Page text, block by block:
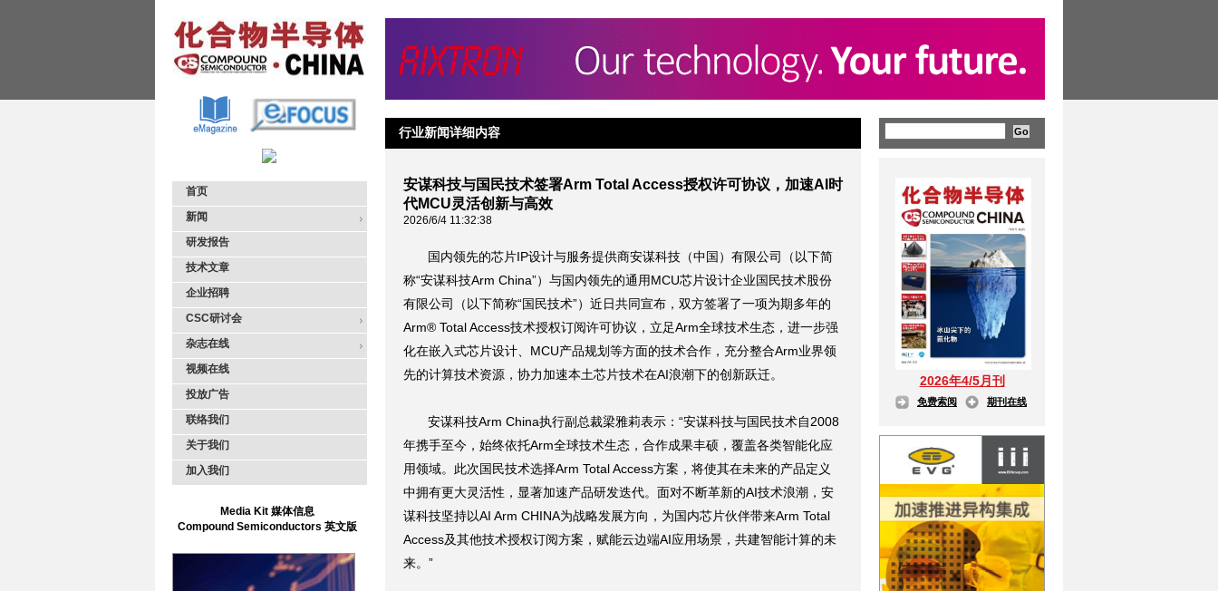
首页
新闻
研发报告
技术文章
企业招聘
CSC研讨会
杂志在线
视频在线
投放广告
联络我们
关于我们
加入我们
Media Kit 媒体信息
Compound Semiconductors 英文版
行业新闻详细内容
安谋科技与国民技术签署Arm Total Access授权许可协议，加速AI时
代MCU灵活创新与高效
2026/6/4 11:32:38
国内领先的芯片IP设计与服务提供商安谋科技（中国）有限公司（以下简
称“安谋科技Arm China”）与国内领先的通用MCU芯片设计企业国民技术股份
有限公司（以下简称“国民技术”）近日共同宣布，双方签署了一项为期多年的
Arm® Total Access技术授权订阅许可协议，立足Arm全球技术生态，进一步强
化在嵌入式芯片设计、MCU产品规划等方面的技术合作，充分整合Arm业界领
先的计算技术资源，协力加速本土芯片技术在AI浪潮下的创新跃迁。
安谋科技Arm China执行副总裁梁雅莉表示：“安谋科技与国民技术自2008
年携手至今，始终依托Arm全球技术生态，合作成果丰硕，覆盖各类智能化应
用领域。此次国民技术选择Arm Total Access方案，将使其在未来的产品定义
中拥有更大灵活性，显著加速产品研发迭代。面对不断革新的AI技术浪潮，安
谋科技坚持以AI Arm CHINA为战略发展方向，为国内芯片伙伴带来Arm Total
Access及其他技术授权订阅方案，赋能云边端AI应用场景，共建智能计算的未
来。”
2026年4/5月刊
免费索阅 期刊在线